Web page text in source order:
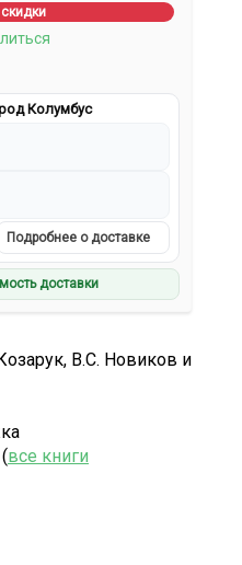
Колумбус
Подробнее о доставке
доставки
В.С. Новиков и
все книги